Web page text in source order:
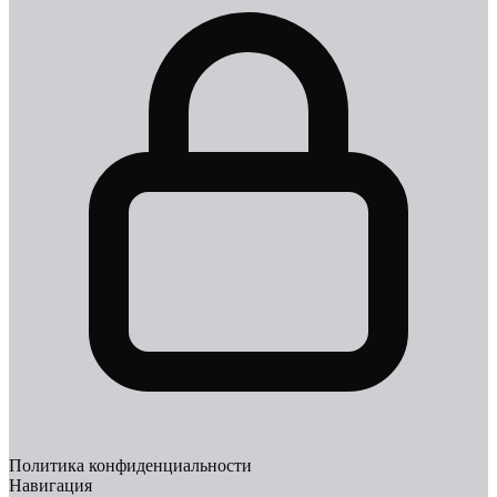
Политика конфиденциальности
Навигация